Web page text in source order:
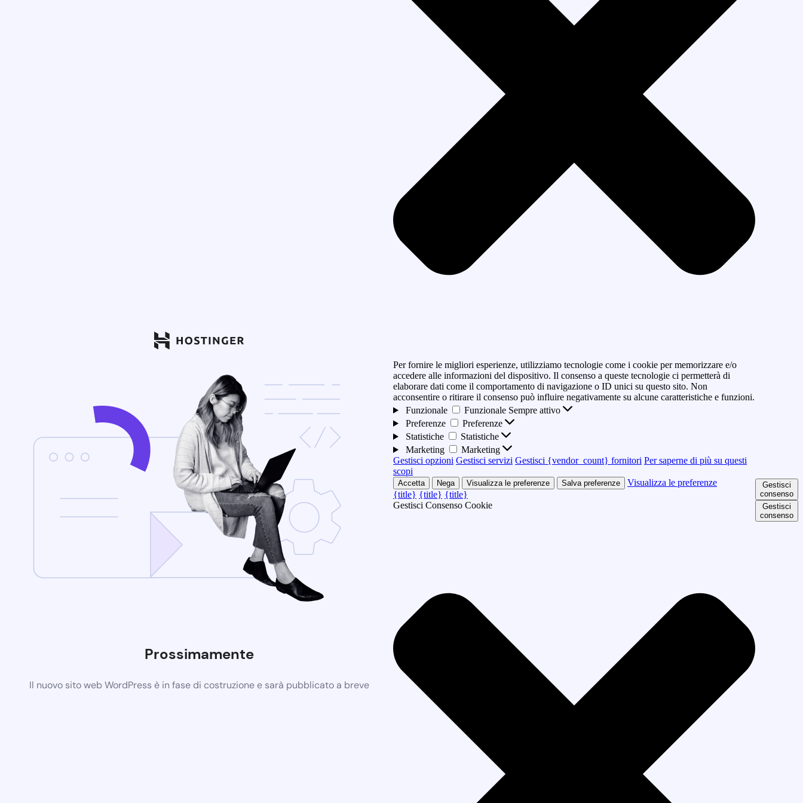
Prossimamente
Il nuovo sito web WordPress è in fase di costruzione e sarà pubblicato a breve
Per fornire le migliori esperienze, utilizziamo tecnologie come i cookie per memorizzare e/o
accedere alle informazioni del dispositivo. Il consenso a queste tecnologie ci permetterà di
elaborare dati come il comportamento di navigazione o ID unici su questo sito. Non
acconsentire o ritirare il consenso può influire negativamente su alcune caratteristiche e funzioni.
Funzionale
Funzionale Sempre attivo
Preferenze
Preferenze
Statistiche
Statistiche
Marketing
Marketing
Gestisci opzioni Gestisci servizi Gestisci {vendor_count} fornitori Per saperne di più su questi
scopi
Accetta Nega Visualizza le preferenze Salva preferenze
Visualizza le preferenze
{title} {title} {title}
Gestisci Consenso Cookie
Gestisci
consenso
Gestisci
consenso